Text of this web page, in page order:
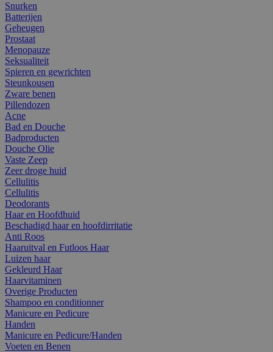
Snurken
Batterijen
Geheugen
Prostaat
Menopauze
Seksualiteit
Spieren en gewrichten
Steunkousen
Zware benen
Pillendozen
Acne
Bad en Douche
Badproducten
Douche Olie
Vaste Zeep
Zeer droge huid
Cellulitis
Cellulitis
Deodorants
Haar en Hoofdhuid
Beschadigd haar en hoofdirritatie
Anti Roos
Haaruitval en Futloos Haar
Luizen haar
Gekleurd Haar
Haarvitaminen
Overige Producten
Shampoo en conditionner
Manicure en Pedicure
Handen
Manicure en Pedicure/Handen
Voeten en Benen